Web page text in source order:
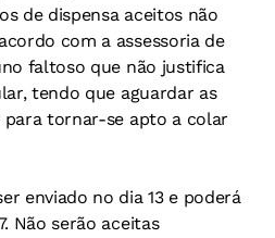
de dispensa aceitos não
com a assessoria de
faltoso que não justifica
tendo que aguardar as
para tornar-se apto a colar
enviado no dia 13 e poderá
Não serão aceitas